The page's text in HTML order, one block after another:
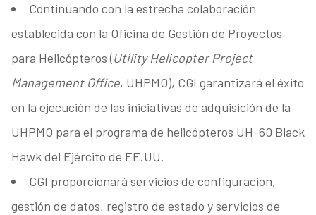
Continuando con la estrecha colaboración
establecida con la Oficina de Gestión de Proyectos
para Helicópteros (Utility Helicopter Project
Management Office, UHPMO), CGI garantizará el éxito
en la ejecución de las iniciativas de adquisición de la
UHPMO para el programa de helicópteros UH-60 Black
Hawk del Ejército de EE.UU.
CGI proporcionará servicios de configuración,
gestión de datos, registro de estado y servicios de